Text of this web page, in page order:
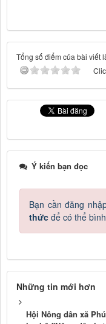
Tổng số điểm của bài viết
Ý kiến bạn đọc
Bạn cần đăng
thức để có thể
Những tin mới hơn
Hội Nông dân xã